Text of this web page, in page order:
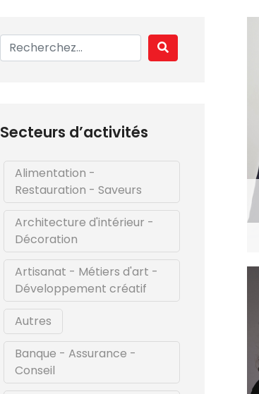
Secteurs d’activités
Alimentation -
Restauration - Saveurs
Architecture d'intérieur -
Décoration
Artisanat - Métiers d'art -
Développement créatif
Autres
Banque - Assurance -
Conseil